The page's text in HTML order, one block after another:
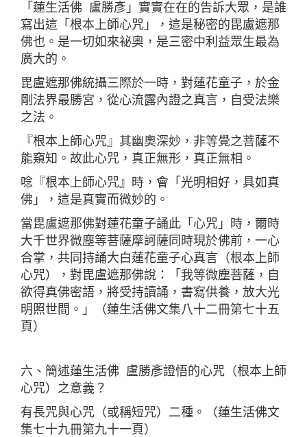
「蓮生活佛 盧勝彥」實實在在的告訴大眾，是誰
寫出這「根本上師心咒」，這是秘密的毘盧遮那
佛也。是一切如來祕奧，是三密中利益眾生最為
廣大的。
毘盧遮那佛統攝三際於一時，對蓮花童子，於金
剛法界最勝宮，從心流露內證之真言，自受法樂
之法。
『根本上師心咒』其幽奧深妙，非等覺之菩薩不
能窺知。故此心咒，真正無形，真正無相。
唸『根本上師心咒』時，會「光明相好，具如真
佛」，這是真實而微妙的。
當毘盧遮那佛對蓮花童子誦此「心咒」時，爾時
大千世界微塵等菩薩摩訶薩同時現於佛前，一心
合掌，共同持誦大白蓮花童子心真言（根本上師
心咒），對毘盧遮那佛說：「我等微塵菩薩，自
欲得真佛密語，將受持讀誦，書寫供養，放大光
明照世間。」（蓮生活佛文集八十二冊第七十五
頁）
六、簡述蓮生活佛 盧勝彥證悟的心咒（根本上師
心咒）之意義？
有長咒與心咒（或稱短咒）二種。（蓮生活佛文
集七十九冊第九十一頁）